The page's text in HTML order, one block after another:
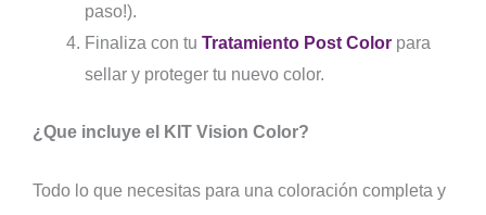
paso!).
Finaliza con tu Tratamiento Post Color para
sellar y proteger tu nuevo color.
¿Que incluye el KIT Vision Color?
Todo lo que necesitas para una coloración completa y